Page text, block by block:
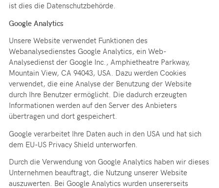
ist dies die Datenschutzbehörde.
Google Analytics
Unsere Website verwendet Funktionen des
Webanalysedienstes Google Analytics, ein Web-
Analysedienst der Google Inc., Amphietheatre Parkway,
Mountain View, CA 94043, USA. Dazu werden Cookies
verwendet, die eine Analyse der Benutzung der Website
durch Ihre Benutzer ermöglicht. Die dadurch erzeugten
Informationen werden auf den Server des Anbieters
übertragen und dort gespeichert.
Google verarbeitet Ihre Daten auch in den USA und hat sich
dem EU-US Privacy Shield unterworfen.
Durch die Verwendung von Google Analytics haben wir dieses
Unternehmen beauftragt, die Nutzung unserer Website
auszuwerten. Bei Google Analytics wurden unsererseits